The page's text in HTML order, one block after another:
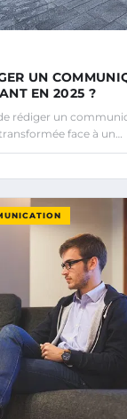
UN
EN 2025 ?
rédiger un
face à un…